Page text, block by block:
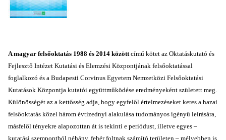
A magyar felsőoktatás 1988 és 2014 közöttcímű kötet az Oktatáskutató és
Fejlesztő Intézet Kutatási és Elemzési Központjának felsőoktatással
foglalkozó és a Budapesti Corvinus Egyetem Nemzetközi Felsőoktatási
Kutatások Központja kutatói együttműködése eredményeként született meg.
Különösségét az a kettősség adja, hogy egyfelől értelmezéseket keres a hazai
felsőoktatás közel három évtizednyi alakulása tudományos igényű leírására,
másfelől tényekre alapozottan át is tekinti e periódust, illetve egyes –
kutatási szempontból néhány, fehér foltnak számító területen – mélyebben is